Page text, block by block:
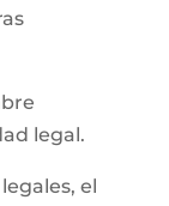
legal.
el